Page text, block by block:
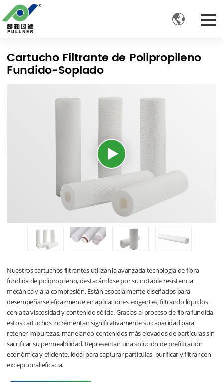

Cartucho Filtrante de Polipropileno
Fundido-Soplado
Nuestros cartuchos filtrantes utilizan la avanzada tecnología de fibra
fundida de polipropileno, destacándose por su notable resistencia
mecánica y a la compresión. Están especialmente diseñados para
desempeñarse eficazmente en aplicaciones exigentes, filtrando líquidos
con alta viscosidad y contenido sólido. Gracias al proceso de fibra fundida,
estos cartuchos incrementan significativamente su capacidad para
retener impurezas, manejando contenidos más elevados de partículas sin
sacrificar su permeabilidad. Representan una solución de prefiltración
económica y eficiente, ideal para capturar partículas, purificar y filtrar con
excepcional eficacia.